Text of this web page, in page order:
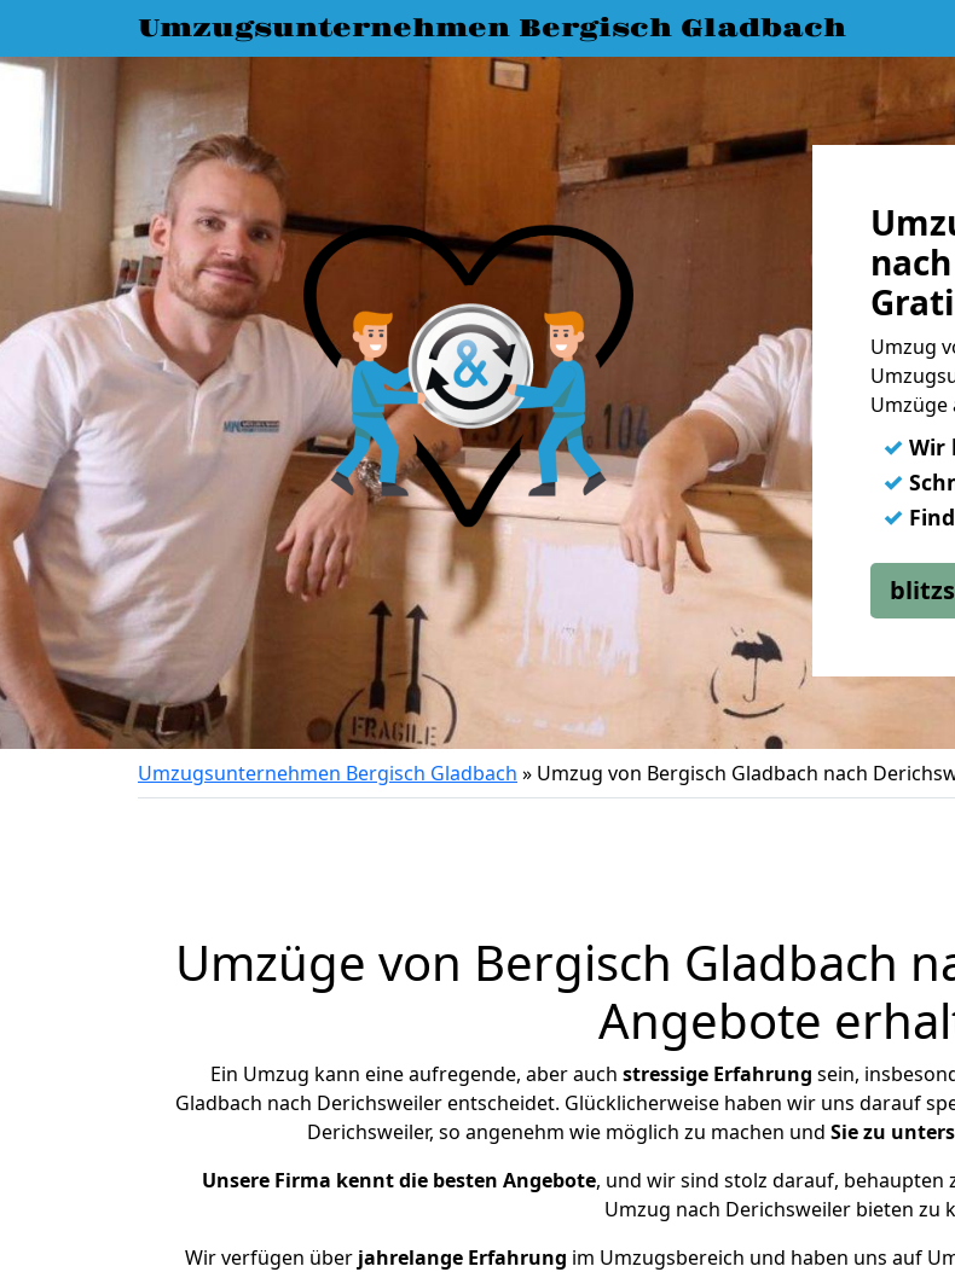
Umzugsunternehmen Bergisch Gladbach
Umzug
Umzüge
✓ Wir
✓
✓
Umzugsunternehmen Bergisch Gladbach » Umzug von Bergisch Gladbach nach
Umzüge von Bergisch Gladbach
Angebote
Ein Umzug kann eine aufregende, aber auch stressige Erfahrung sein,
Gladbach nach Derichsweiler entscheidet. Glücklicherweise haben wir uns darauf
Derichsweiler, so angenehm wie möglich zu machen und Sie zu
Unsere Firma kennt die besten Angebote, und wir sind stolz darauf,
Umzug nach Derichsweiler bieten zu
Wir verfügen überjahrelange Erfahrung im Umzugsbereich und haben uns auf